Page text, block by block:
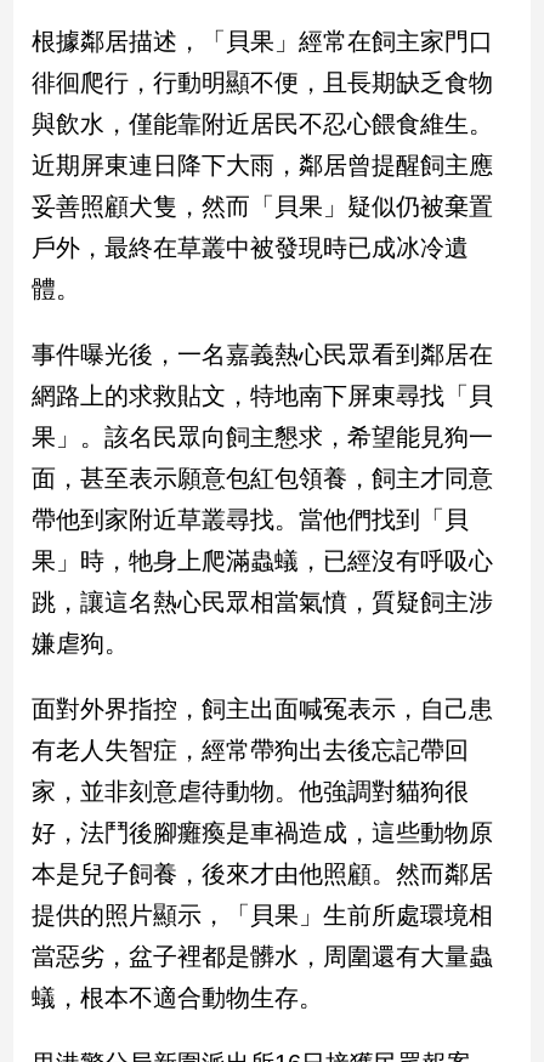
國
會
點
觀
點
兩
國
際
會/
地
方
新
冠
毒
專
區
南
台
觀
點
南
台
灣
觀
根據鄰居描述，「貝果」經常在飼主家門口
徘徊爬行，行動明顯不便，且長期缺乏食物
與飲水，僅能靠附近居民不忍心餵食維生。
近期屏東連日降下大雨，鄰居曾提醒飼主應
妥善照顧犬隻，然而「貝果」疑似仍被棄置
戶外，最終在草叢中被發現時已成冰冷遺
體。
事件曝光後，一名嘉義熱心民眾看到鄰居在
網路上的求救貼文，特地南下屏東尋找「貝
果」。該名民眾向飼主懇求，希望能見狗一
面，甚至表示願意包紅包領養，飼主才同意
帶他到家附近草叢尋找。當他們找到「貝
果」時，牠身上爬滿蟲蟻，已經沒有呼吸心
跳，讓這名熱心民眾相當氣憤，質疑飼主涉
嫌虐狗。
面對外界指控，飼主出面喊冤表示，自己患
有老人失智症，經常帶狗出去後忘記帶回
家，並非刻意虐待動物。他強調對貓狗很
好，法鬥後腳癱瘓是車禍造成，這些動物原
本是兒子飼養，後來才由他照顧。然而鄰居
提供的照片顯示，「貝果」生前所處環境相
當惡劣，盆子裡都是髒水，周圍還有大量蟲
蟻，根本不適合動物生存。